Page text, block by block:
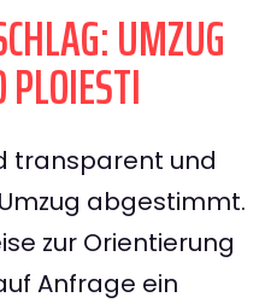
UMZUG
transparent und
abgestimmt.
zur Orientierung
Anfrage ein